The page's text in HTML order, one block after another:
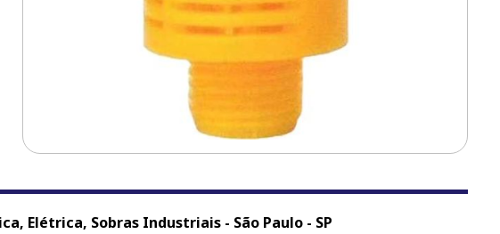
Elétrica, Sobras Industriais - São Paulo - SP